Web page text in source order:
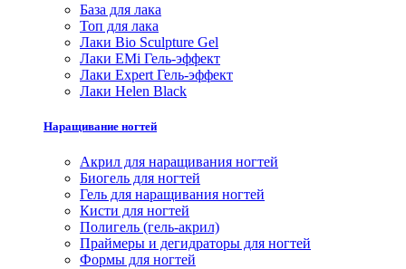
База для лака
Топ для лака
Лаки Bio Sculpture Gel
Лаки EMi Гель-эффект
Лаки Expert Гель-эффект
Лаки Helen Black
Наращивание ногтей
Акрил для наращивания ногтей
Биогель для ногтей
Гель для наращивания ногтей
Кисти для ногтей
Полигель (гель-акрил)
Праймеры и дегидраторы для ногтей
Формы для ногтей